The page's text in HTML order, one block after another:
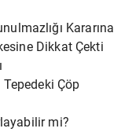
Kararına
Dikkat Çekti
Çöp
mi?